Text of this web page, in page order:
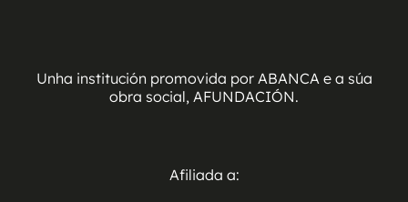
Unha institución promovida por ABANCA e a súa
obra social, AFUNDACIÓN.
Afiliada a: